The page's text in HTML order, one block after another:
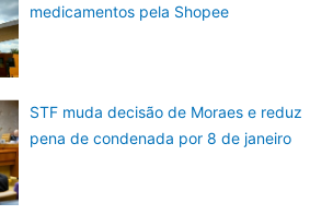
medicamentos pela Shopee
STF muda decisão de Moraes e reduz
pena de condenada por 8 de janeiro